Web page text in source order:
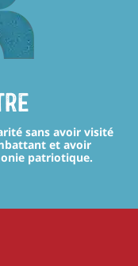
sans avoir visité
et avoir
patriotique.